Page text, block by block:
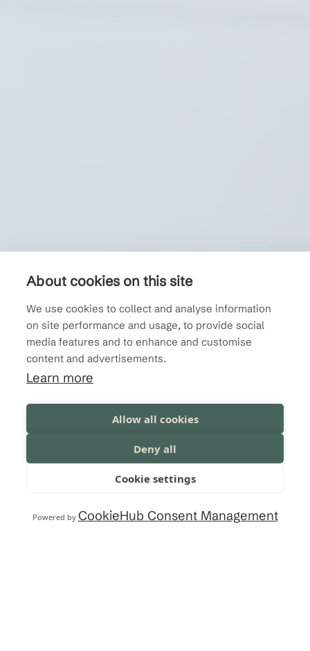
About cookies on this site
We use cookies to collect and analyse information
on site performance and usage, to provide social
media features and to enhance and customise
content and advertisements.
Learn more
Allow all cookies
Deny all
Cookie settings
Powered by CookieHub Consent Management
Ihmiset. Samassa
veneessä. Turvallisesti
ja vastuullisesti.
Meiltä löydät HSEQ-, vastuullisuus- ja
lainsäädäntöosaamista hankkeen tai
liiketoiminnan elinkaaren kaikkiin vaiheisiin.
LUE LISÄÄ